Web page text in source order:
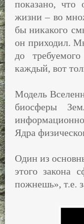
показано, что
жизни – во
бы никакого
он приходил.
до
каждый, вот
Модель
биосферы
Ядра
Один из
этого закона
пожнешь», т.е.